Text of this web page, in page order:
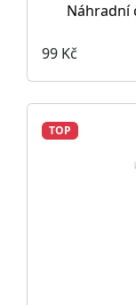
Náhradní
99 Kč
TOP